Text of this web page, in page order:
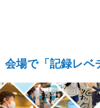
会場で「記録レベ